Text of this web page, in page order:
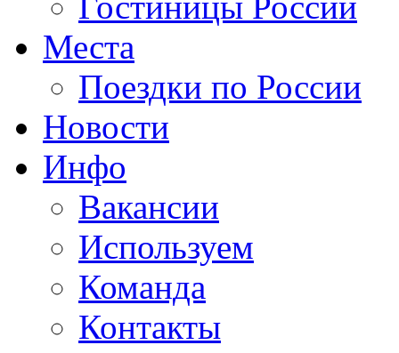
Места
Поездки по России
Новости
Инфо
Вакансии
Используем
Команда
Контакты